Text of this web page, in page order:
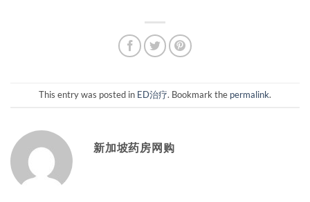
This entry was posted in ED治疗. Bookmark the permalink.
新加坡药房网购